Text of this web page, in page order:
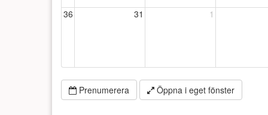
36 31 1
Prenumerera Öppna i eget fönster